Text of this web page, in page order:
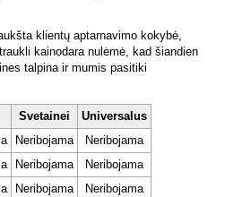
klientų aptarnavimo kokybė,
kainodara nulėmė, kad šiandien
talpina ir mumis pasitiki
Svetainei
Universalus
Neribojama
Neribojama
Neribojama
Neribojama
Neribojama
Neribojama